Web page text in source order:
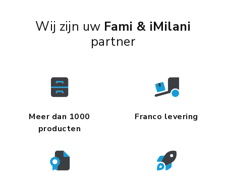
Wij zijn uw Fami & iMilani
partner
Meer dan 1000
producten
Franco levering